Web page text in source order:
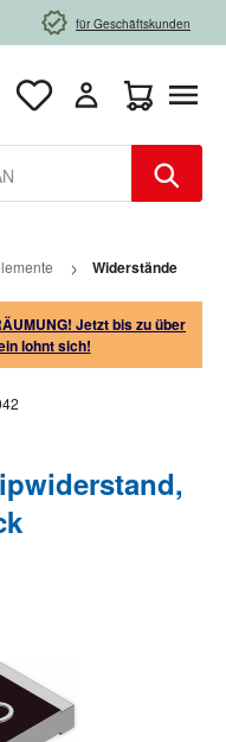
für Geschäftskunden
Widerstände
Jetzt bis zu über
lohnt sich!